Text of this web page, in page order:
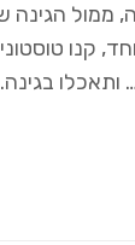
ממול
קנו
ותאכלו